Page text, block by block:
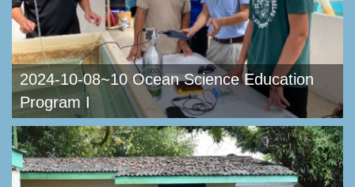
2024-10-08~10 Ocean Science Education
Program I